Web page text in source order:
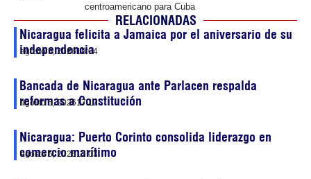
centroamericano para Cuba
RELACIONADAS
Nicaragua felicita a Jamaica por el aniversario de su
independencia
agosto 5, 202618:04
Bancada de Nicaragua ante Parlacen respalda
reformas a Constitución
agosto 5, 202617:17
Nicaragua: Puerto Corinto consolida liderazgo en
comercio marítimo
agosto 5, 202615:03